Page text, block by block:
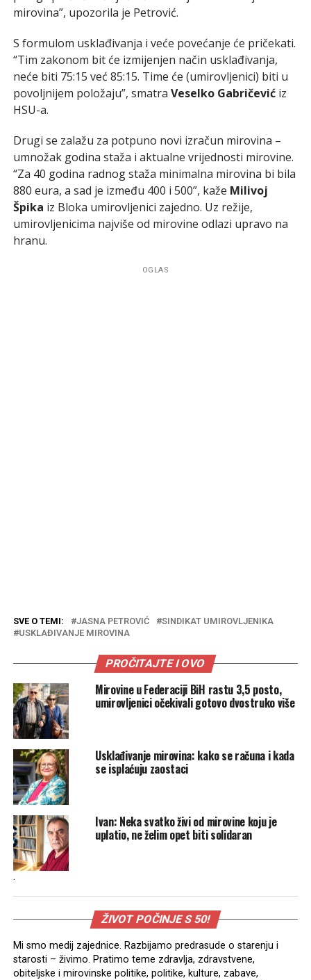
mirovina”, upozorila je Petrović.
S formulom usklađivanja i veće povećanje će pričekati.
“Tim zakonom bit će izmijenjen način usklađivanja,
neće biti 75:15 već 85:15. Time će (umirovljenici) biti u
povoljnijem položaju”, smatra Veselko Gabričevićiz
HSU-a.
Drugi se zalažu za potpuno novi izračun mirovina –
umnožak godina staža i aktualne vrijednosti mirovine.
“Za 40 godina radnog staža minimalna mirovina bi bila
880 eura, a sad je između 400 i 500”, kaže Milivoj
Špika iz Bloka umirovljenici zajedno. Uz režije,
umirovljenicima najviše od mirovine odlazi upravo na
hranu.
OGLAS
SVE O TEMI: JASNA PETROVIĆ
SINDIKAT UMIROVLJENIKA
USKLAĐIVANJE MIROVINA
PROČITAJTE I OVO
Mirovine u Federaciji BiH rastu 3,5 posto,
umirovljenici očekivali gotovo dvostruko više
Usklađivanje mirovina: kako se računa i kada
se isplaćuju zaostaci
Ivan: Neka svatko živi od mirovine koju je
uplatio, ne želim opet biti solidaran
.
ŽIVOT POČINJE S 50!
Mi smo medij zajednice. Razbijamo predrasude o starenju i
starosti – živimo. Pratimo teme zdravlja, zdravstvene,
obiteljske i mirovinske politike, politike, kulture, zabave,